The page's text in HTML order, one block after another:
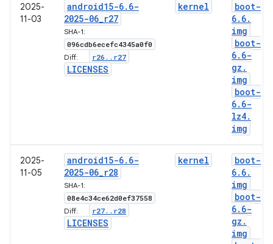
2025-
11-03
android15-6. 6-
2025-06_r27
SHA-1:
096cdb6ecefc4345a0f0
Diff: r26 . . r27
LICENSES
kernel
boot-
6. 6.
img
boot-
6. 6-
gz .
img
boot-
6. 6-
lz4.
img
2025-
11-05
android15-6. 6-
2025-06_r28
SHA-1:
08e4c34ce62d0ef37558
Diff: r27. . r28
LICENSES
kernel
boot-
6. 6.
img
boot-
6. 6-
gz .
img